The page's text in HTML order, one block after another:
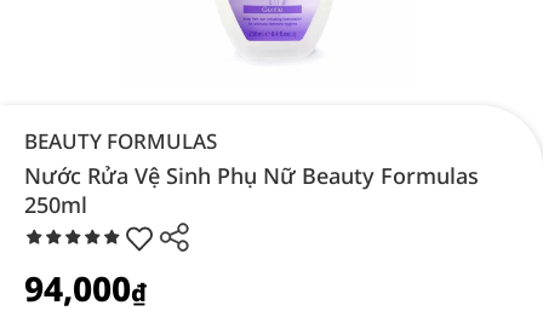
BEAUTY FORMULAS
Nước Rửa Vệ Sinh Phụ Nữ Beauty Formulas
250ml
94,000₫